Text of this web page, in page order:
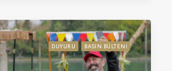
DUYURU BASIN BÜLTENI